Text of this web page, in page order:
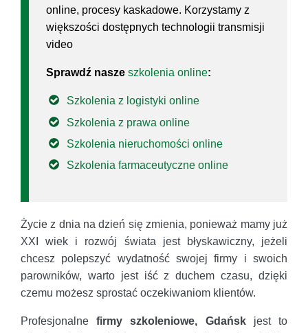
online, procesy kaskadowe. Korzystamy z
większości dostępnych technologii transmisji
video
Sprawdź nasze szkolenia online:
Szkolenia z logistyki online
Szkolenia z prawa online
Szkolenia nieruchomości online
Szkolenia farmaceutyczne online
Życie z dnia na dzień się zmienia, ponieważ mamy już
XXI wiek i rozwój świata jest błyskawiczny, jeżeli
chcesz polepszyć wydatność swojej firmy i swoich
parowników, warto jest iść z duchem czasu, dzięki
czemu możesz sprostać oczekiwaniom klientów.
Profesjonalne firmy szkoleniowe, Gdańskjest to